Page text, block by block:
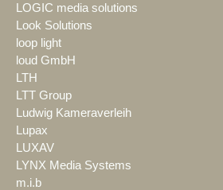
LOGIC media solutions
Look Solutions
loop light
loud GmbH
LTH
LTT Group
Ludwig Kameraverleih
Lupax
LUXAV
LYNX Media Systems
m.i.b